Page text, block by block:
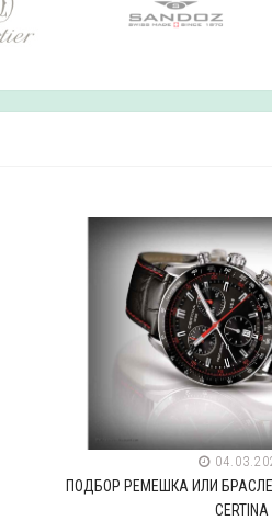
ПОДБОР РЕМЕШКА ИЛИ
CERTINA